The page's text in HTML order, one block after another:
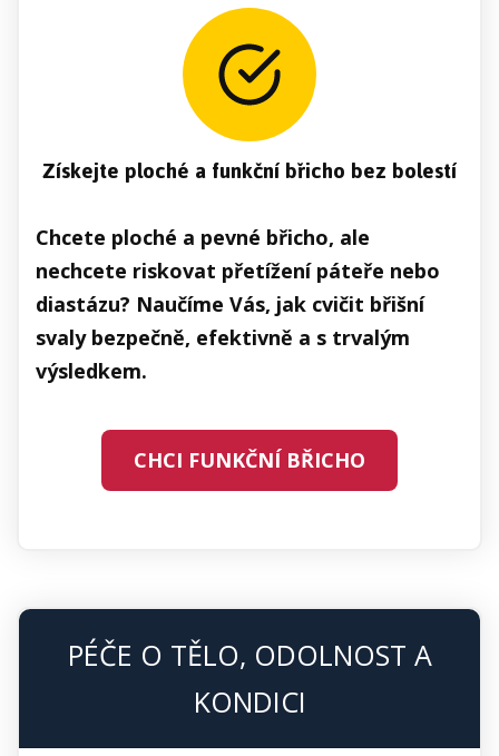
Získejte ploché a funkční břicho bez bolestí
Chcete ploché a pevné břicho, ale
nechcete riskovat přetížení páteře nebo
diastázu? Naučíme Vás, jak cvičit břišní
svaly bezpečně, efektivně a s trvalým
výsledkem.
CHCI FUNKČNÍ BŘICHO
PÉČE O TĚLO, ODOLNOST A
KONDICI